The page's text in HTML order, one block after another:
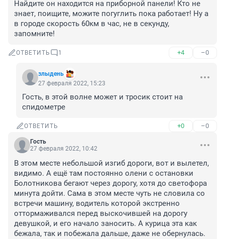
Найдите он находится на приборной панели! Кто не
знает, поищите, можите погуглить пока работает! Ну а
в городе скорость 60км в час, не в секунду,
запомните!
ОТВЕТИТЬ 1 +4 –0
злыдень
27 февраля 2022, 15:23
Гость, в этой волне может и тросик стоит на
спидометре
ОТВЕТИТЬ +0 –0
Гость
27 февраля 2022, 10:42
В этом месте небольшой изгиб дороги, вот и вылетел,
видимо. А ещё там постоянно олени с остановки
Болотникова бегают через дорогу, хотя до светофора
минута дойти. Сама в этом месте чуть не словила со
встречи машину, водитель которой экстренно
оттормаживался перед выскочившей на дорогу
девушкой, и его начало заносить. А курица эта как
бежала, так и побежала дальше, даже не обернулась.